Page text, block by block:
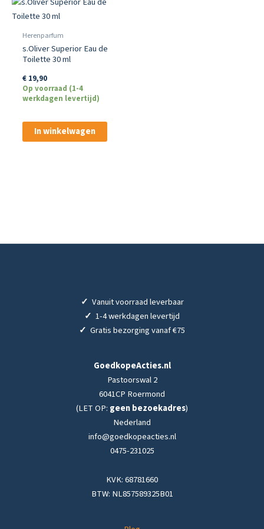
Herenparfum
s.Oliver Superior Eau de
Toilette 30 ml
€19,90
Op voorraad (1-4
werkdagen levertijd)
In winkelwagen
✓ Vanuit voorraad leverbaar
✓ 1-4 werkdagen levertijd
✓ Gratis bezorging vanaf €75
GoedkopeActies.nl
Pastoorswal 2
6041CP Roermond
(LET OP: geen bezoekadres)
Nederland
info@goedkopeacties.nl
0475-231025
KVK: 68781660
BTW: NL857589325B01